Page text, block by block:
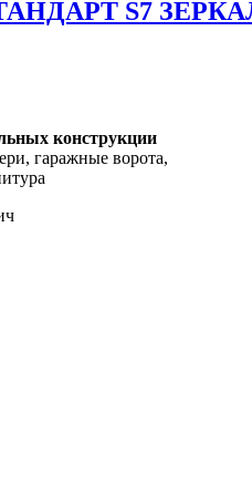
S7
конструкции
гаражные ворота,